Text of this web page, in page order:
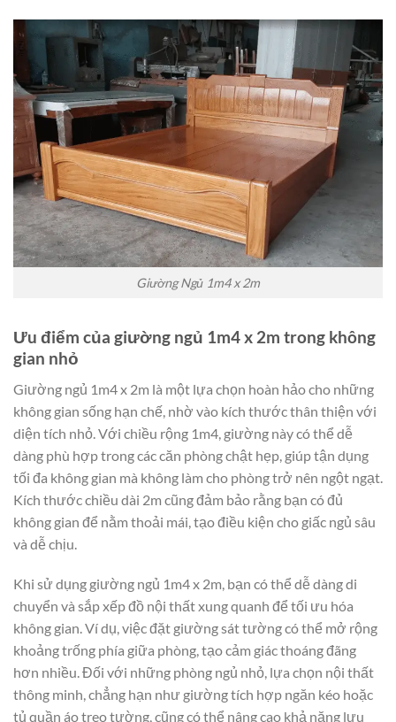
Giường Ngủ 1m4 x 2m
Ưu điểm của giường ngủ 1m4 x 2m trong không
gian nhỏ
Giường ngủ 1m4 x 2m là một lựa chọn hoàn hảo cho những
không gian sống hạn chế, nhờ vào kích thước thân thiện với
diện tích nhỏ. Với chiều rộng 1m4, giường này có thể dễ
dàng phù hợp trong các căn phòng chật hẹp, giúp tận dụng
tối đa không gian mà không làm cho phòng trở nên ngột ngạt.
Kích thước chiều dài 2m cũng đảm bảo rằng bạn có đủ
không gian để nằm thoải mái, tạo điều kiện cho giấc ngủ sâu
và dễ chịu.
Khi sử dụng giường ngủ 1m4 x 2m, bạn có thể dễ dàng di
chuyển và sắp xếp đồ nội thất xung quanh để tối ưu hóa
không gian. Ví dụ, việc đặt giường sát tường có thể mở rộng
khoảng trống phía giữa phòng, tạo cảm giác thoáng đãng
hơn nhiều. Đối với những phòng ngủ nhỏ, lựa chọn nội thất
thông minh, chẳng hạn như giường tích hợp ngăn kéo hoặc
tủ quần áo treo tường, cũng có thể nâng cao khả năng lưu